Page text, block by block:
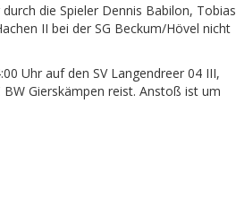
die Spieler Dennis Babilon, Tobias
II bei der SG Beckum/Hövel nicht
Uhr auf den SV Langendreer 04 III,
Gierskämpen reist. Anstoß ist um